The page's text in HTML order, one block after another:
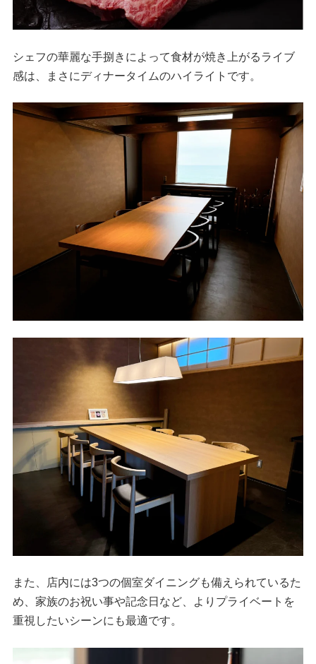
シェフの華麗な手捌きによって食材が焼き上がるライブ
感は、まさにディナータイムのハイライトです。
また、店内には3つの個室ダイニングも備えられているた
め、家族のお祝い事や記念日など、よりプライベートを
重視したいシーンにも最適です。